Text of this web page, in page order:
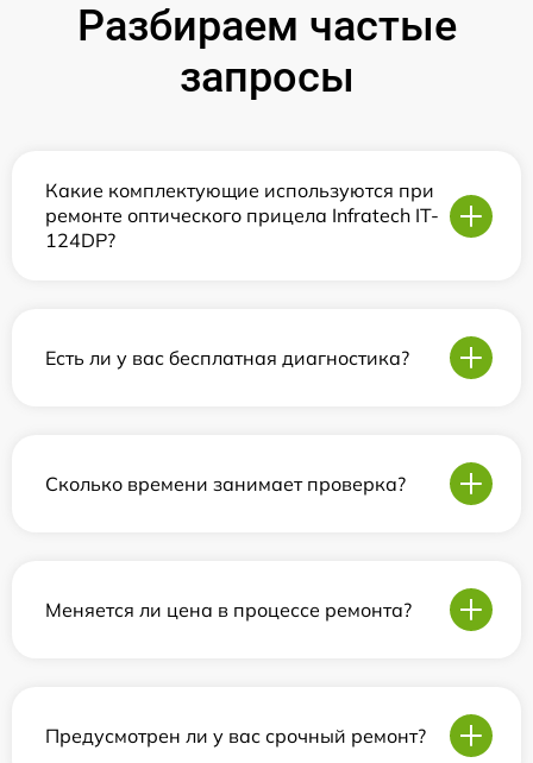
Разбираем частые
запросы
Какие комплектующие используются при
ремонте оптического прицела Infratech IT-
124DP?
Есть ли у вас бесплатная диагностика?
Сколько времени занимает проверка?
Меняется ли цена в процессе ремонта?
Предусмотрен ли у вас срочный ремонт?